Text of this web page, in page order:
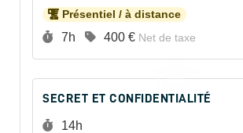
NIVEAU II
Présentiel / à distance
Durée :
7h Prix :
400 € Net de taxe
SECRET ET CONFIDENTIALITÉ
Durée :
14h